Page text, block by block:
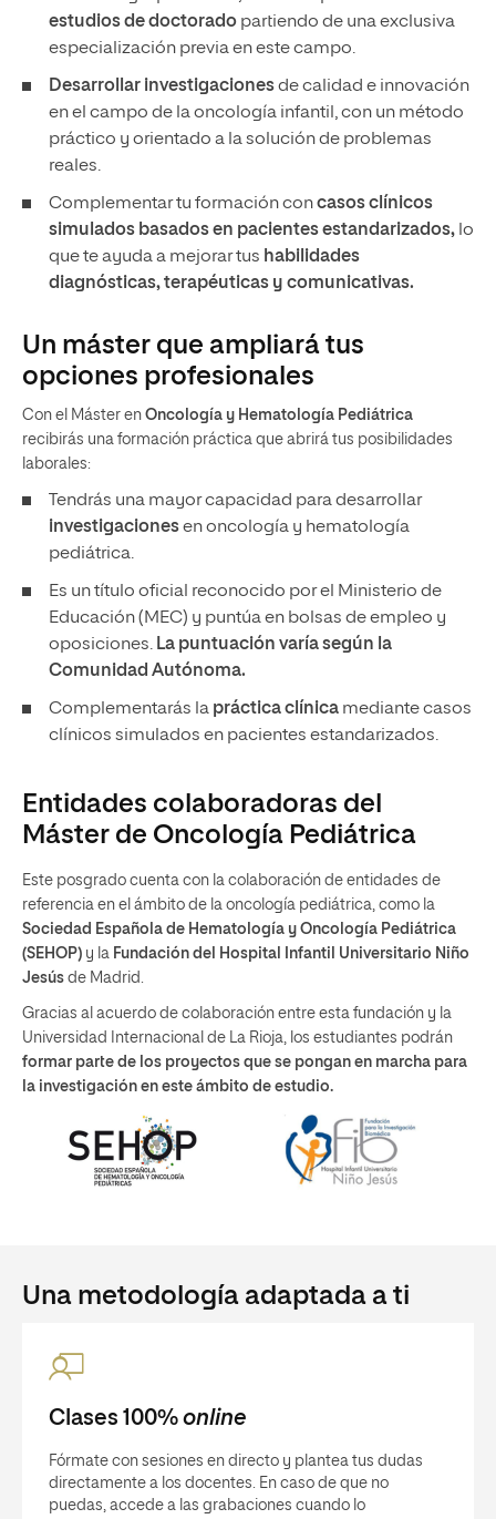
estudios de doctorado partiendo de una exclusiva
especialización previa en este campo.
Desarrollar investigacionesde calidad e innovación
en el campo de la oncología infantil, con un método
práctico y orientado a la solución de problemas
reales.
Complementar tu formación concasos clínicos
simulados basados en pacientes estandarizados, lo
que te ayuda a mejorar tus habilidades
diagnósticas, terapéuticas y comunicativas.
Un máster que ampliará tus
opciones profesionales
Con el Máster en Oncología y Hematología Pediátrica
recibirás una formación práctica que abrirá tus posibilidades
laborales:
Tendrás una mayor capacidad para desarrollar
investigacionesen oncología y hematología
pediátrica.
Es un título oficial reconocido por el Ministerio de
Educación (MEC) y puntúa en bolsas de empleo y
oposiciones. La puntuación varía según la
Comunidad Autónoma.
Complementarás la práctica clínica mediante casos
clínicos simulados en pacientes estandarizados.
Entidades colaboradoras del
Máster de Oncología Pediátrica
Este posgrado cuenta con la colaboración de entidades de
referencia en el ámbito de la oncología pediátrica, como la
Sociedad Española de Hematología y Oncología Pediátrica
(SEHOP) y la Fundación del Hospital Infantil Universitario Niño
Jesús de Madrid.
Gracias al acuerdo de colaboración entre esta fundación y la
Universidad Internacional de La Rioja, los estudiantes podrán
formar parte de los proyectos que se pongan en marcha para
la investigación en este ámbito de estudio.
Una metodología adaptada a ti
Clases 100% online
Fórmate con sesiones en directo y plantea tus dudas
directamente a los docentes. En caso de que no
puedas, accede a las grabaciones cuando lo